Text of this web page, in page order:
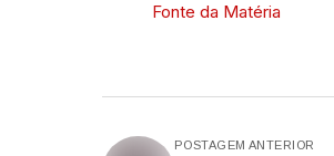
Fonte da Matéria
POSTAGEM ANTERIOR